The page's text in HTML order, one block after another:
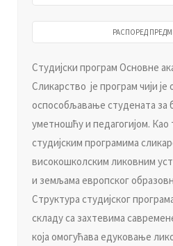
РАСПОРЕД
Студијски програм Основне
Сликарство је програм чији
оспособљавање студената
уметношћу и педагогијом. Као
студијским програмима
високошколским ликовним
и земљама европског
Структура студијског
складу са захтевима
која омогућава едуковање